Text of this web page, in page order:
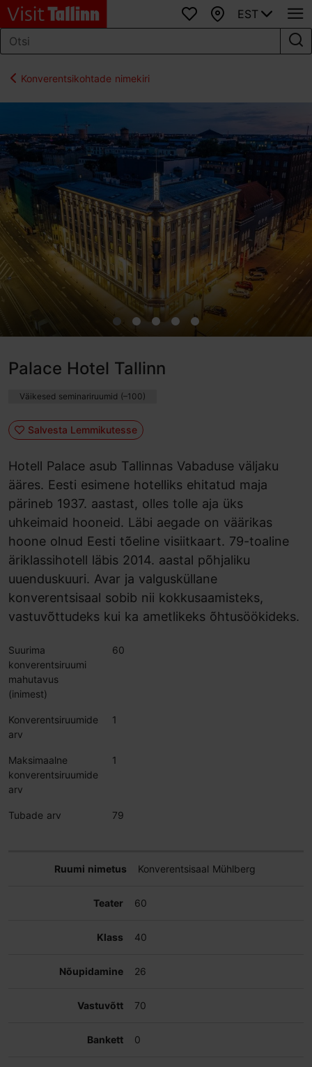
Lemmikud
Kaart
EST
Konverentsikohtade nimekiri
Palace Hotel Tallinn
Väikesed seminariruumid (–100)
Salvesta Lemmikutesse
Hotell Palace asub Tallinnas Vabaduse väljaku
ääres. Eesti esimene hotelliks ehitatud maja
pärineb 1937. aastast, olles tolle aja üks
uhkeimaid hooneid. Läbi aegade on väärikas
hoone olnud Eesti tõeline visiitkaart. 79-toaline
äriklassihotell läbis 2014. aastal põhjaliku
uuenduskuuri. Avar ja valgusküllane
konverentsisaal sobib nii kokkusaamisteks,
vastuvõttudeks kui ka ametlikeks õhtusöökideks.
Suurima
konverentsiruumi
mahutavus
(inimest)
60
Konverentsiruumide
arv
1
Maksimaalne
konverentsiruumide
arv
1
Tubade arv 79
Konverentsisaal Mühlberg
60
40
26
70
0